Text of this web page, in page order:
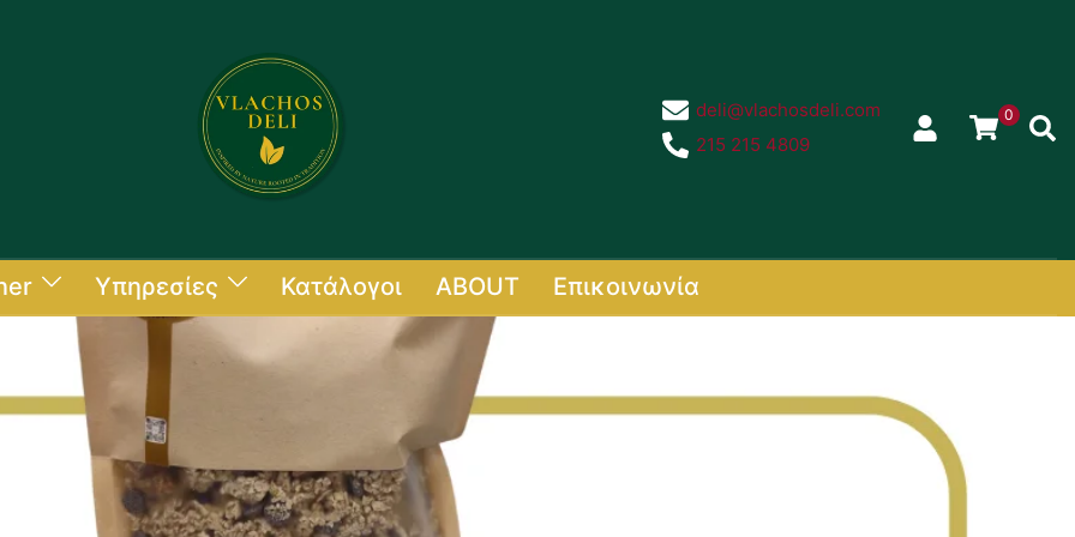
deli@vlachosdeli.com
215 215 4809
0
Υπηρεσίες Κατάλογοι ABOUT Επικοινωνία